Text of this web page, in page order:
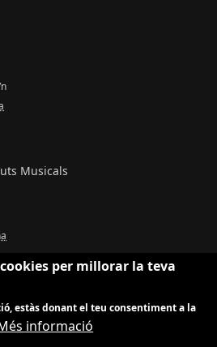
Musicals
per millorar la teva
estàs donant el teu consentiment a la
informació